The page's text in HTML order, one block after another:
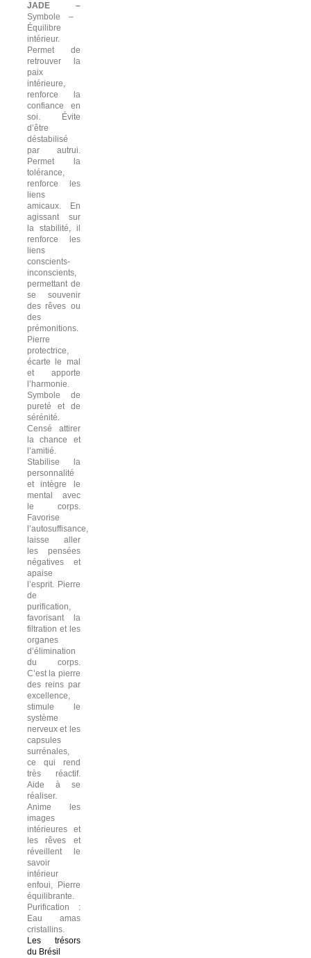
JADE –
Symbole –
Équilibre
intérieur.
Permet de
retrouver la
paix
intérieure,
renforce la
confiance en
soi. Évite
d’être
déstabilisé
par autrui.
Permet la
tolérance,
renforce les
liens
amicaux. En
agissant sur
la stabilité, il
renforce les
liens
conscients-
inconscients,
permettant de
se souvenir
des rêves ou
des
prémonitions.
Pierre
protectrice,
écarte le mal
et apporte
l’harmonie.
Symbole de
pureté et de
sérénité.
Censé attirer
la chance et
l’amitié.
Stabilise la
personnalité
et intègre le
mental avec
le corps.
Favorise
l’autosuffisance,
laisse aller
les pensées
négatives et
apaise
l’esprit. Pierre
de
purification,
favorisant la
filtration et les
organes
d’élimination
du corps.
C’est la pierre
des reins par
excellence,
stimule le
système
nerveux et les
capsules
surrénales,
ce qui rend
très réactif.
Aide à se
réaliser.
Anime les
images
intérieures et
les rêves et
réveillent le
savoir
intérieur
enfoui, Pierre
équilibrante.
Purification :
Eau amas
cristallins.
Les trésors
du Brésil